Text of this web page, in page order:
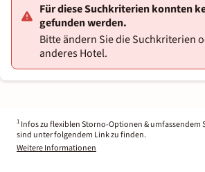
Für diese Suchkriterien konnten
gefunden werden.
Bitte ändern Sie die Suchkriterien
anderes Hotel.
1 Infos zu flexiblen Storno-Optionen & umfassendem
sind unter folgendem Link zu finden.
Weitere Informationen